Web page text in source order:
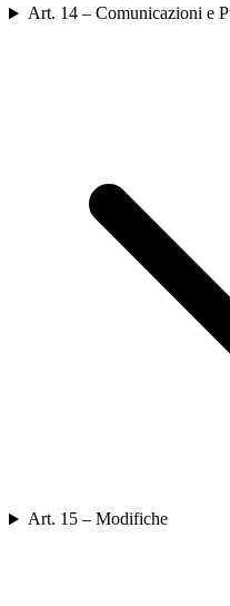
Art. 14 – Comunicazioni e
Art. 15 – Modifiche